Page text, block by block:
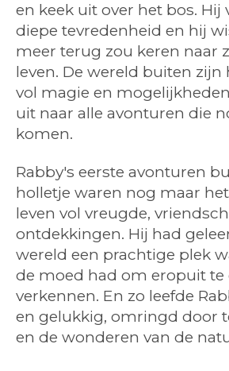
en keek uit over het bos. Hij
diepe tevredenheid en hij
meer terug zou keren naar
leven. De wereld buiten zijn
vol magie en
uit naar alle avonturen die
komen.
Rabby's eerste avonturen
holletje waren nog maar
leven vol vreugde,
ontdekkingen. Hij had
wereld een prachtige plek
de moed had om eropuit te
verkennen. En zo leefde
en gelukkig, omringd door
en de wonderen van de